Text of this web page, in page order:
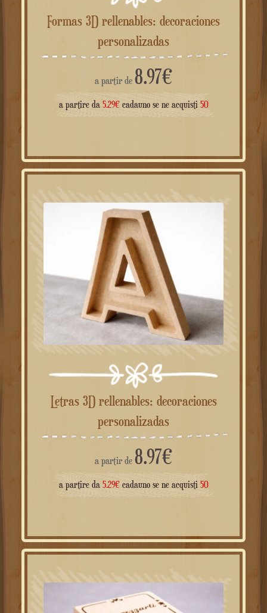
personalizadas
8.97€
a partire da5.29€cadauno se ne acquisti
personalizadas
8.97€
a partire da5.29€cadauno se ne acquisti